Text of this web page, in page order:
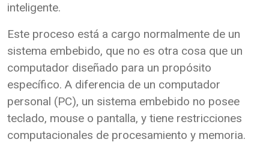
inteligente.
Este proceso está a cargo normalmente de un
sistema embebido, que no es otra cosa que un
computador diseñado para un propósito
específico. A diferencia de un computador
personal (PC), un sistema embebido no posee
teclado, mouse o pantalla, y tiene restricciones
computacionales de procesamiento y memoria.